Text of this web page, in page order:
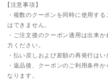
【注意事項】
・複数のクーポンを同時に使用する
はできません。
・ご注文後のクーポン適用は出来
力ください。
・払い戻しおよび差額の再発行はい
・返品後、クーポンのご利用条件
なります。